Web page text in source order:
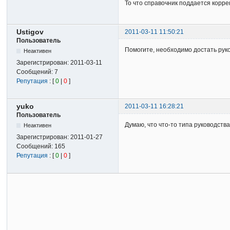
То что справочник поддается
Ustigov
2011-03-11 11:50:21
Пользователь
Неактивен
Зарегистрирован:2011-03-11
Сообщений:7
Репутация : [0 |0 ]
Помогите, необходимо достать
yuko
2011-03-11 16:28:21
Пользователь
Неактивен
Зарегистрирован:2011-01-27
Сообщений: 165
Репутация : [0 |0 ]
Думаю, что что-то типа